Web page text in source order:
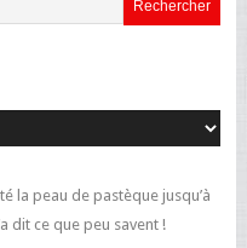
la peau de pastèque jusqu’à
dit ce que peu savent !